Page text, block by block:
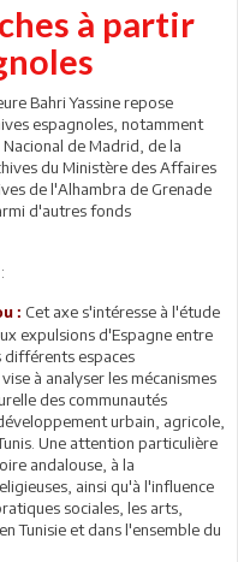
à partir
Bahri Yassine repose
espagnoles, notamment
de Madrid, de la
du Ministère des Affaires
de l'Alhambra de Grenade
d'autres fonds
: Cet axe s'intéresse à l'étude
expulsions d'Espagne entre
différents espaces
à analyser les mécanismes
des communautés
urbain, agricole,
Une attention particulière
andalouse, à la
ainsi qu'à l'influence
sociales, les arts,
Tunisie et dans l'ensemble du